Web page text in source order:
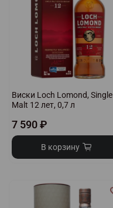
Виски Loch Lomond, Single
Malt 12 лет, 0,7 л
7 590 ₽
В корзину